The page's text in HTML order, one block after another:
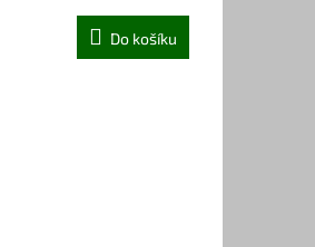
Do košíku